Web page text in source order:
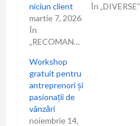
niciun client
martie 7, 2026
În
„RECOMANDARI”
În „DIVERSE”
Workshop
gratuit pentru
antreprenori și
pasionații de
vânzări
noiembrie 14,